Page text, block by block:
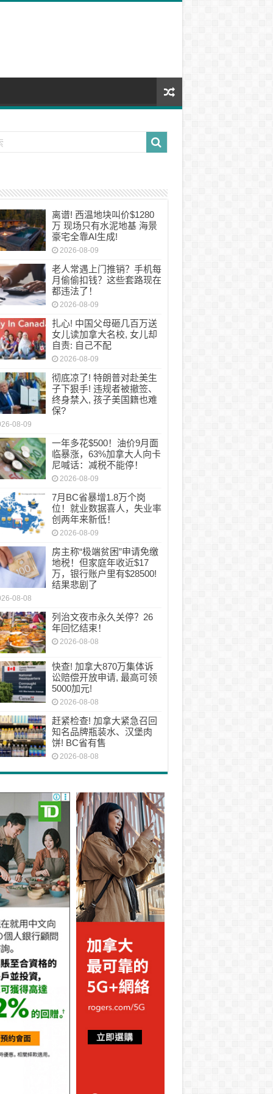
离谱! 西温地块叫价$1280
万 现场只有水泥地基 海景
豪宅全靠AI生成!
2026-08-09
老人常遇上门推销？手机每
月偷偷扣钱？这些套路现在
都违法了！
2026-08-09
扎心! 中国父母砸几百万送
女儿读加拿大名校, 女儿却
自责: 自己不配
2026-08-09
彻底凉了! 特朗普对赴美生
子下狠手! 违规者被撤签、
终身禁入, 孩子美国籍也难
保?
08-09
一年多花$500！油价9月面
临暴涨，63%加拿大人向卡
尼喊话：减税不能停！
2026-08-09
7月BC省暴增1.8万个岗
位！就业数据喜人，失业率
创两年来新低！
2026-08-09
房主称“极端贫困”申请免缴
地税！但家庭年收近$17
万，银行账户里有$28500!
结果悲剧了
08-08
列治文夜市永久关停？26
年回忆结束！
2026-08-08
快查! 加拿大870万集体诉
讼赔偿开放申请, 最高可领
5000加元!
2026-08-08
赶紧检查! 加拿大紧急召回
知名品牌瓶装水、汉堡肉
饼! BC省有售
2026-08-08